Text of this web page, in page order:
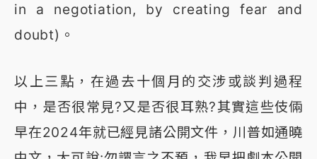
in a negotiation, by creating fear and
doubt)。
以上三點，在過去十個月的交涉或談判過程
中，是否很常見?又是否很耳熟?其實這些伎倆
早在2024年就已經見諸公開文件，川普如通曉